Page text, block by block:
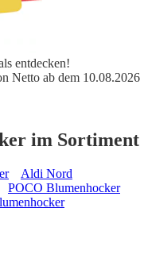
entdecken!
Netto ab dem 10.08.2026
im Sortiment
Aldi Nord
POCO Blumenhocker